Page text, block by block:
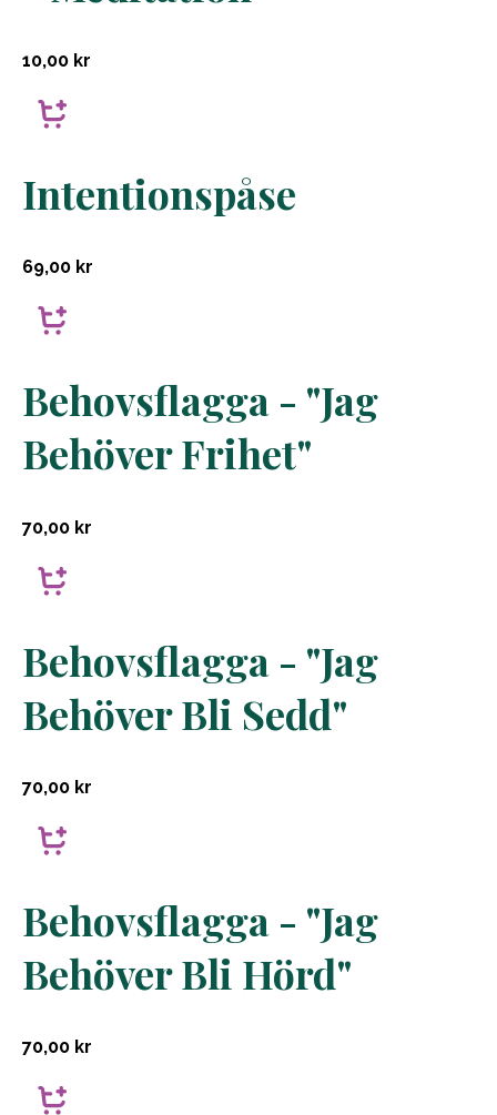
10,00 kr
Intentionspåse
69,00 kr
Behovsflagga - "Jag
Behöver Frihet"
70,00 kr
Behovsflagga - "Jag
Behöver Bli Sedd"
70,00 kr
Behovsflagga - "Jag
Behöver Bli Hörd"
70,00 kr